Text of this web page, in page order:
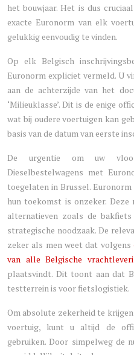
het bouwjaar. Het is dus
exacte Euronorm van elk
gelukkig eenvoudig te vinden.
Op elk Belgisch
Euronorm expliciet vermeld. U
aan de achterzijde van het
‘Milieuklasse’. Dit is de enige
wat bij oudere voertuigen kan
basis van de datum van eerste
De urgentie om uw
Dieselbestelwagens met
toegelaten in Brussel.
hun toekomst is onzeker.
alternatieven zoals de
strategische noodzaak. De
zeker als men weet dat volgens
van alle Belgische
plaatsvindt. Dit toont aan dat
testterrein is voor fietslogistiek.
Om absolute zekerheid te
voertuig, kunt u altijd de
gebruiken. Door simpelweg de